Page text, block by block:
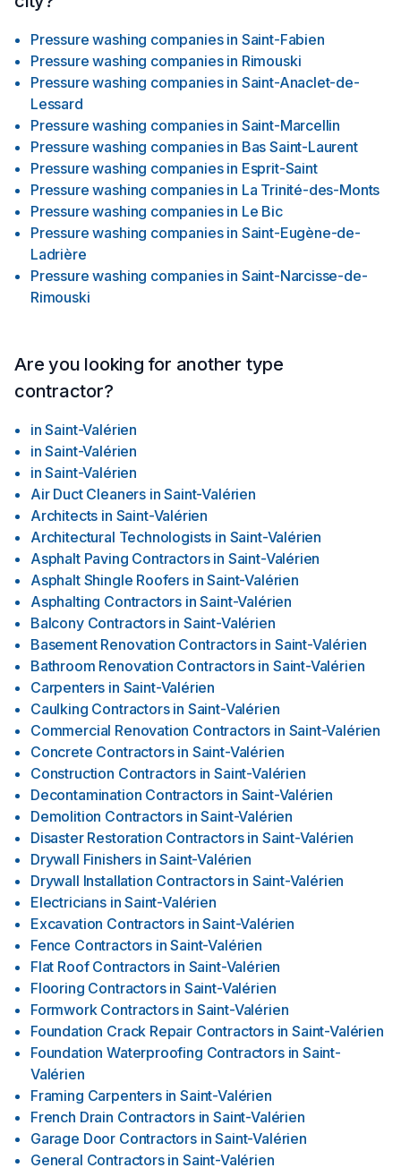
Pressure washing companies in Saint-Fabien
Pressure washing companies in Rimouski
Pressure washing companies in Saint-Anaclet-de-
Lessard
Pressure washing companies in Saint-Marcellin
Pressure washing companies in Bas Saint-Laurent
Pressure washing companies in Esprit-Saint
Pressure washing companies in La Trinité-des-Monts
Pressure washing companies in Le Bic
Pressure washing companies in Saint-Eugène-de-
Ladrière
Pressure washing companies in Saint-Narcisse-de-
Rimouski
Are you looking for another type
contractor?
in Saint-Valérien
in Saint-Valérien
in Saint-Valérien
Air Duct Cleaners in Saint-Valérien
Architects in Saint-Valérien
Architectural Technologists in Saint-Valérien
Asphalt Paving Contractors in Saint-Valérien
Asphalt Shingle Roofers in Saint-Valérien
Asphalting Contractors in Saint-Valérien
Balcony Contractors in Saint-Valérien
Basement Renovation Contractors in Saint-Valérien
Bathroom Renovation Contractors in Saint-Valérien
Carpenters in Saint-Valérien
Caulking Contractors in Saint-Valérien
Commercial Renovation Contractors in Saint-Valérien
Concrete Contractors in Saint-Valérien
Construction Contractors in Saint-Valérien
Decontamination Contractors in Saint-Valérien
Demolition Contractors in Saint-Valérien
Disaster Restoration Contractors in Saint-Valérien
Drywall Finishers in Saint-Valérien
Drywall Installation Contractors in Saint-Valérien
Electricians in Saint-Valérien
Excavation Contractors in Saint-Valérien
Fence Contractors in Saint-Valérien
Flat Roof Contractors in Saint-Valérien
Flooring Contractors in Saint-Valérien
Formwork Contractors in Saint-Valérien
Foundation Crack Repair Contractors in Saint-Valérien
Foundation Waterproofing Contractors in Saint-
Valérien
Framing Carpenters in Saint-Valérien
French Drain Contractors in Saint-Valérien
Garage Door Contractors in Saint-Valérien
General Contractors in Saint-Valérien